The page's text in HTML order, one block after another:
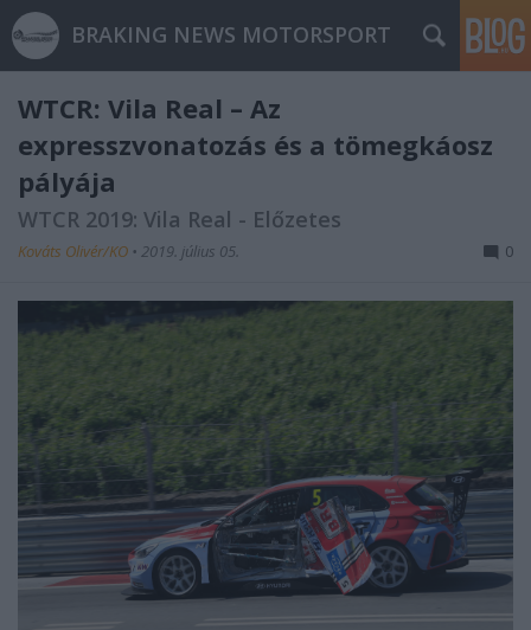
BRAKING NEWS MOTORSPORT
WTCR: Vila Real – Az
expresszvonatozás és a tömegkáosz
pályája
WTCR 2019: Vila Real - Előzetes
Kováts Olivér/KO • 2019. július 05. 0